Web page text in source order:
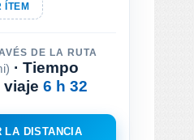
ÍTEM
DE LA RUTA
· Tiempo
viaje 6 h 32
LA DISTANCIA